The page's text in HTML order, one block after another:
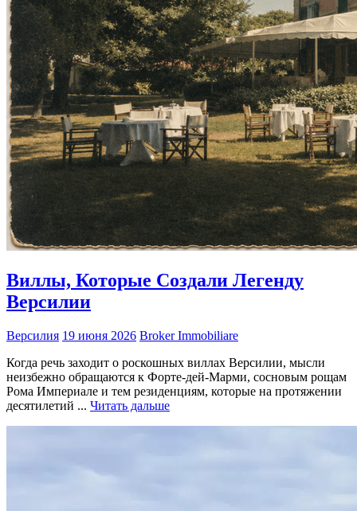
Виллы, Которые Создали Легенду
Версилии
Версилия 19 июня 2026 Broker Immobiliare
Когда речь заходит о роскошных виллах Версилии, мысли
неизбежно обращаются к Форте-дей-Марми, сосновым рощам
Рома Империале и тем резиденциям, которые на протяжении
десятилетий ... Читать дальше